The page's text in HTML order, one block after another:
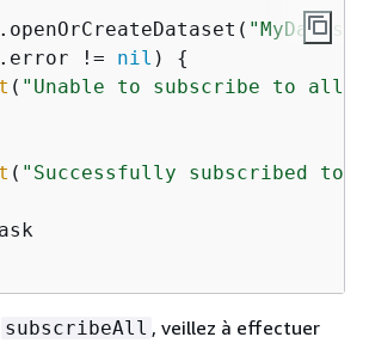
!= nil ) {
( "Unable to subscribe to all
( "Successfully subscribed
subscribeAll , veillez à effectuer